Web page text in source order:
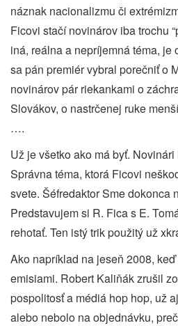
náznak nacionalizmu či
Ficovi stačí novinárov iba trochu
iná, reálna a nepríjemná téma, je
sa pán premiér vybral porečniť o
novinárov pár riekankami o
Slovákov, o nastrčenej ruke
….
Už je všetko ako má byť.
Správna téma, ktorá Ficovi
svete. Šéfredaktor Sme dokonca
Predstavujem si R. Fica s E.
rehotať. Ten istý trik použitý už
Ako napríklad na jeseň 2008,
emisiami. Robert Kaliňák zrušil
pospolitosť a médiá hop hop, už
alebo nebolo na objednávku,